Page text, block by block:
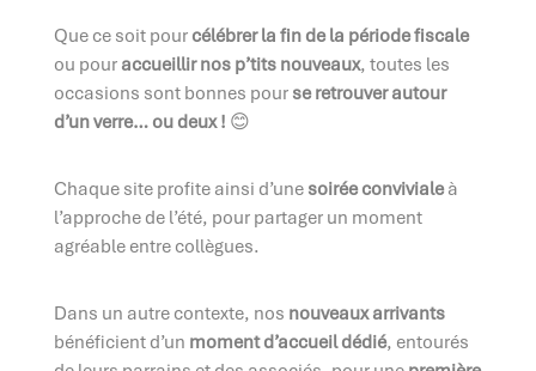
Que ce soit pour célébrer la fin de la période fiscale
ou pour accueillir nos p’tits nouveaux, toutes les
occasions sont bonnes pour se retrouver autour
d’un verre… ou deux ! 😊
Chaque site profite ainsi d’une soirée convivialeà
l’approche de l’été, pour partager un moment
agréable entre collègues.
Dans un autre contexte, nos nouveaux arrivants
bénéficient d’un moment d’accueil dédié, entourés